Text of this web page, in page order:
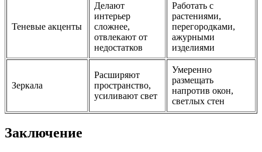
Теневые акценты
Делают
интерьер
сложнее,
отвлекают от
недостатков
Работать с
растениями,
перегородками,
ажурными
изделиями
Зеркала
Расширяют
пространство,
усиливают свет
Умеренно
размещать
напротив окон,
светлых стен
Заключение